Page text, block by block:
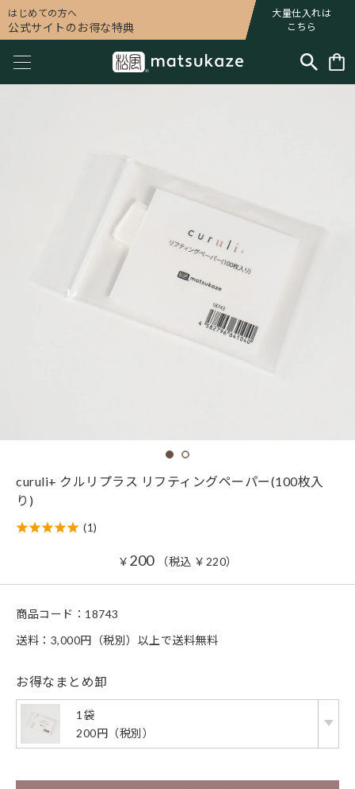
はじめての方へ
公式サイトのお得な特典
大量仕入れは
こちら
curuli+ クルリプラス リフティングペーパー(100枚入
り)
(1)
￥ 200 （税込 ￥ 220）
商品コード： 18743
送料：3,000円（税別）以上で送料無料
お得なまとめ卸
1袋
200円（税別）